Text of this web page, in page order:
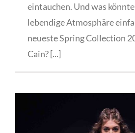
eintauchen. Und was
lebendige Atmosphäre
neueste Spring Collection
Cain? [...]